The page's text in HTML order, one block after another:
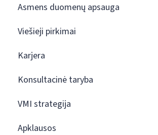
Asmens duomenų apsauga
Viešieji pirkimai
Karjera
Konsultacinė taryba
VMI strategija
Apklausos